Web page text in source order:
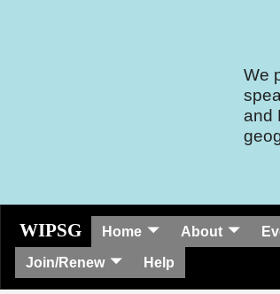
We
and
WIPSG Home About
Join/Renew Help